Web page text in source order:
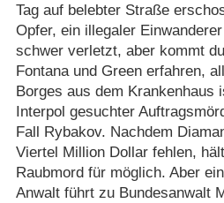
Tag auf belebter Straße
Opfer, ein illegaler
schwer verletzt, aber kommt
Fontana und Green erfahren,
Borges aus dem Krankenhaus
Interpol gesuchter
Fall Rybakov. Nachdem
Viertel Million Dollar fehlen,
Raubmord für möglich. Aber
Anwalt führt zu Bundesanwalt